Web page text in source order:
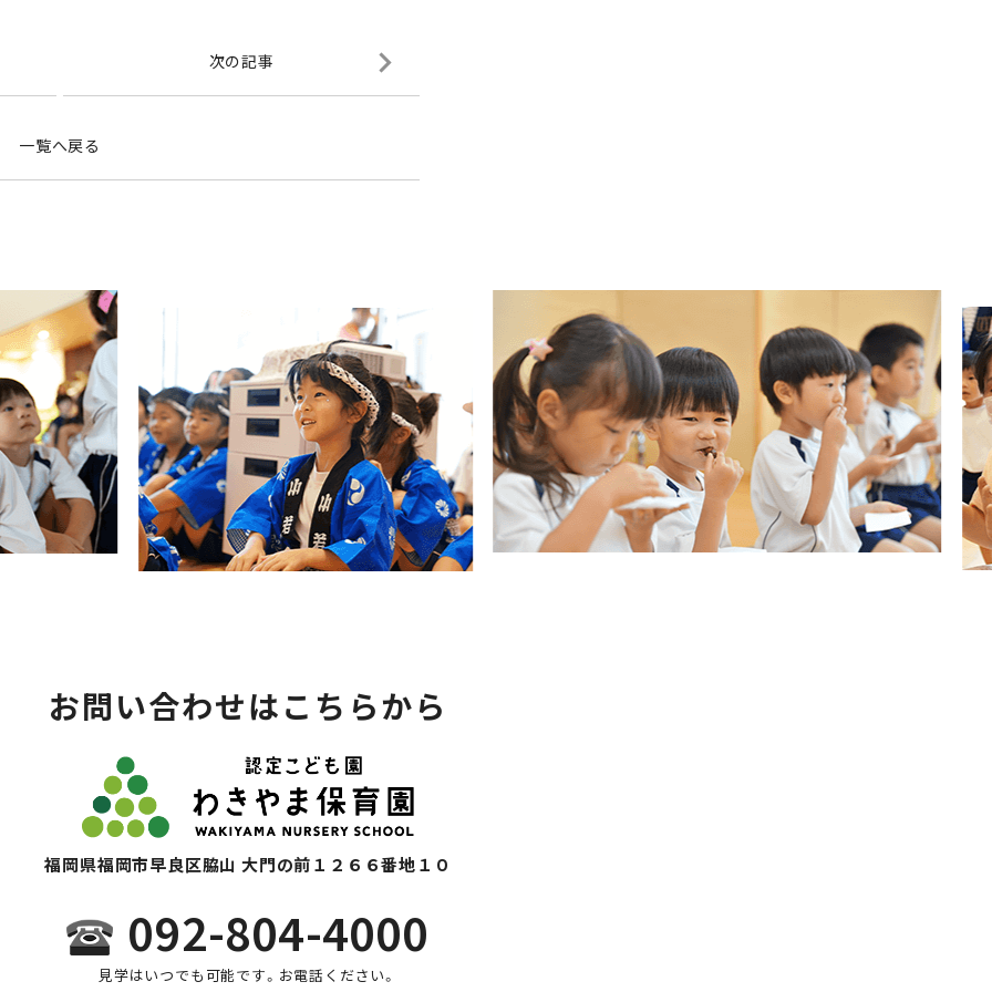
次の記事
一覧へ戻る
お問い合わせはこちらから
福岡県福岡市早良区脇山 大門の前１２６６番地１０
092-804-4000
見学はいつでも可能です。お電話ください。